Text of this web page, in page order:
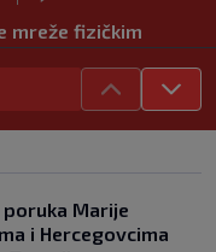
mreže fizičkim
spušta loptu: "Ja
(FOTO+VIDEO)
njega
0
poruka Marije
i Hercegovcima